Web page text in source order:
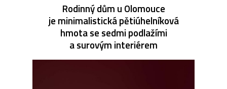
Rodinný dům u Olomouce
je minimalistická pětiúhelníková
hmota se sedmi podlažími
a surovým interiérem